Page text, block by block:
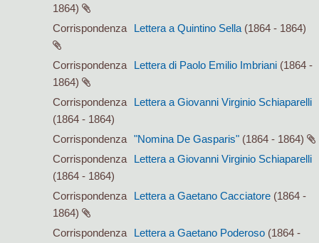
1864)
Corrispondenza
Lettera a Quintino Sella (1864 - 1864)
Corrispondenza Lettera di Paolo Emilio Imbriani (1864 -
1864)
Corrispondenza
Lettera a Giovanni Virginio Schiaparelli
(1864 - 1864)
Corrispondenza
"Nomina De Gasparis" (1864 - 1864)
Corrispondenza
Lettera a Giovanni Virginio Schiaparelli
(1864 - 1864)
Corrispondenza
Lettera a Gaetano Cacciatore (1864 -
1864)
Corrispondenza
Lettera a Gaetano Poderoso (1864 -